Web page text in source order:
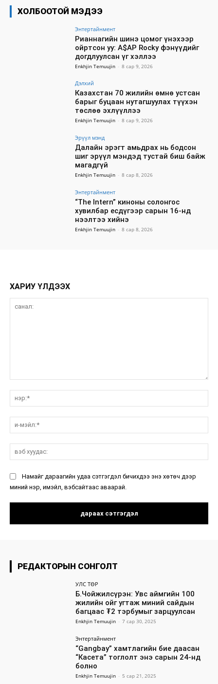
ХОЛБООТОЙ МЭДЭЭ
Энтертайнмент
Рианнагийн шинэ цомог үнэхээр
ойртсон уу: A$AP Rocky фэнүүдийг
догдлуулсан үг хэллээ
Enkhjin Temuujin - 8 сар 9, 2026
Дэлхий
Казахстан 70 жилийн өмнө устсан
барыг буцаан нутагшуулах түүхэн
төслөө эхлүүллээ
Enkhjin Temuujin - 8 сар 9, 2026
Эрүүл мэнд
Далайн эрэгт амьдрах нь бодсон
шиг эрүүл мэндэд тустай биш байж
магадгүй
Enkhjin Temuujin - 8 сар 8, 2026
Энтертайнмент
“The Intern” киноны солонгос
хувилбар есдүгээр сарын 16-нд
нээлтээ хийнэ
Enkhjin Temuujin - 8 сар 8, 2026
ХАРИУ ҮЛДЭЭХ
Намайг дараагийн удаа сэтгэгдэл бичихдээ энэ хөтөч дээр
миний нэр, имэйл, вэбсайтаас аваарай.
РЕДАКТОРЫН СОНГОЛТ
УЛС ТӨР
Б.Чойжилсүрэн: Увс аймгийн 100
жилийн ойг угтаж миний сайдын
багцаас ₮2 тэрбумыг зарцуулсан
Enkhjin Temuujin - 7 сар 30, 2025
Энтертайнмент
“Gangbay” хамтлагийн бие даасан
“Касета” тоглолт энэ сарын 24-нд
болно
Enkhjin Temuujin - 5 сар 21, 2025